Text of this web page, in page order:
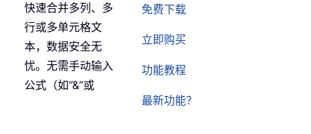
免费下载
立即购买
功能教程
最新功能？
快速合并多列、多
行或多单元格文
本，数据安全无
忧。无需手动输入
公式（如“&”或